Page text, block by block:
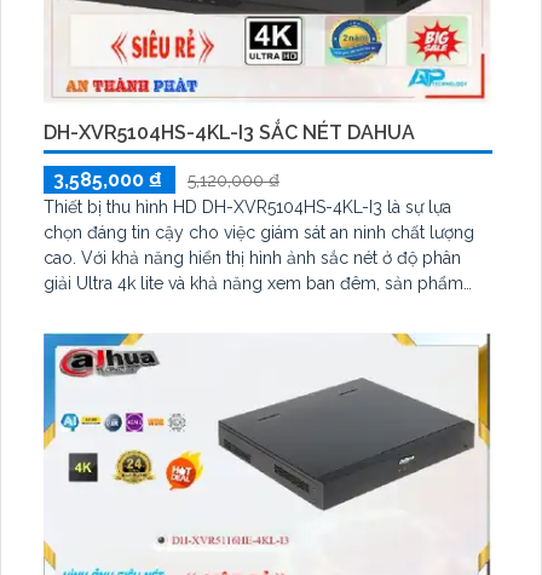
DH-XVR5104HS-4KL-I3 SẮC NÉT DAHUA
3,585,000 ₫
5,120,000 ₫
Thiết bị thu hình HD DH-XVR5104HS-4KL-I3 là sự lựa
chọn đáng tin cậy cho việc giám sát an ninh chất lượng
cao. Với khả năng hiển thị hình ảnh sắc nét ở độ phân
giải Ultra 4k lite và khả năng xem ban đêm, sản phẩm
với 1 HDD tích hợp và công nghệ AHD, CVI, TVI, BCS, độ
tin cậy và bảo mật cao hơn